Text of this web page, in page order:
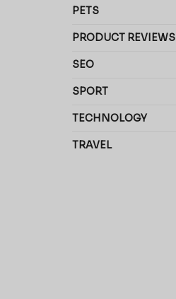
PETS
PRODUCT REVIEWS
SEO
SPORT
TECHNOLOGY
TRAVEL